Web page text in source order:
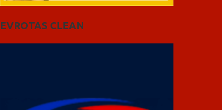
EVROTAS CLEAN